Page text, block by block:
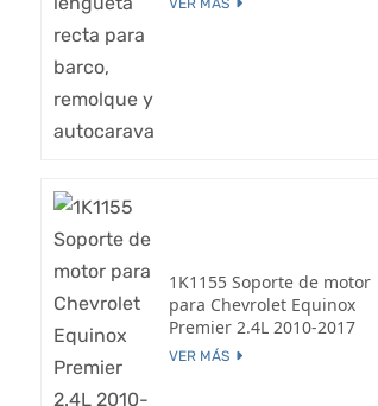
VER MÁS
1K1155 Soporte de motor
para Chevrolet Equinox
Premier 2.4L 2010-2017
VER MÁS